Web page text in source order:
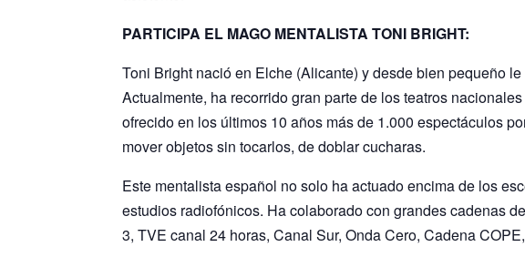
PARTICIPA EL MAGO MENTALISTA TONI BRIGHT:
Toni Bright nació en Elche (Alicante) y desde bien pequeño
Actualmente, ha recorrido gran parte de los teatros
ofrecido en los últimos 10 años más de 1.000 espectáculos
mover objetos sin tocarlos, de doblar cucharas.
Este mentalista español no solo ha actuado encima de los
estudios radiofónicos. Ha colaborado con grandes cadenas
3, TVE canal 24 horas, Canal Sur, Onda Cero, Cadena